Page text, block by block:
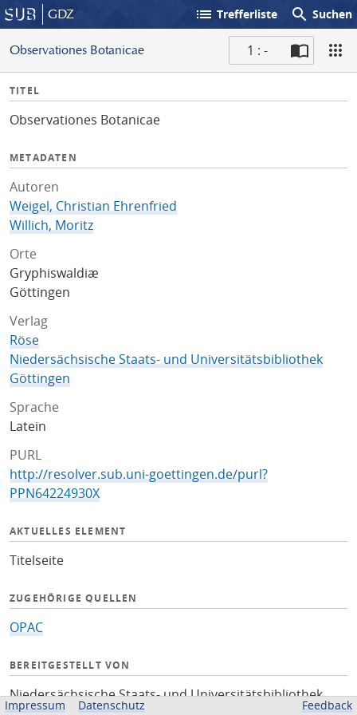
GDZ list Trefferliste search Suchen
Observationes Botanicae 1 : -
I
f
TITEL
Observationes Botanicae
METADATEN
Autoren
Weigel, Christian Ehrenfried
Willich, Moritz
Orte
Gryphiswaldiæ
Göttingen
Verlag
Röse
Niedersächsische Staats- und Universitätsbibliothek
Göttingen
Sprache
Latein
PURL
http://resolver.sub.uni-goettingen.de/purl?
PPN64224930X
AKTUELLES ELEMENT
Titelseite
ZUGEHÖRIGE QUELLEN
OPAC
BEREITGESTELLT VON
Niedersächsische Staats- und Universitätsbibliothek
Impressum Datenschutz Feedback